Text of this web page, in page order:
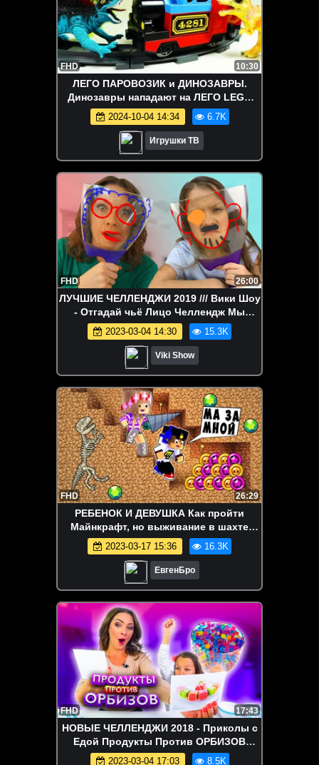
FHD 10:30
ЛЕГО ПАРОВОЗИК и ДИНОЗАВРЫ.
Динозавры нападают на ЛЕГО LEGO
Паровозик Мультики для детей
Игрушки ТВ
2024-10-04 14:34 6.7K
Игрушки ТВ
FHD 26:00
ЛУЧШИЕ ЧЕЛЛЕНДЖИ 2019 /// Вики Шоу
- Отгадай чьё Лицо Челлендж Мы
рисуем Вы угадываете / Вики Шоу
2023-03-04 14:30 15.3K
Viki Show
FHD 26:29
РЕБЕНОК И ДЕВУШКА Как пройти
Майнкрафт, но выживание в шахте
бравл старс! ВИДЕО MINECRAFT
2023-03-17 15:36 16.3K
ЕвгенБро
FHD 17:43
НОВЫЕ ЧЕЛЛЕНДЖИ 2018 - Приколы с
Едой Продукты Против ОРБИЗОВ
Челлендж Вика против Мамы Challenge
2023-03-04 17:03 8.5K